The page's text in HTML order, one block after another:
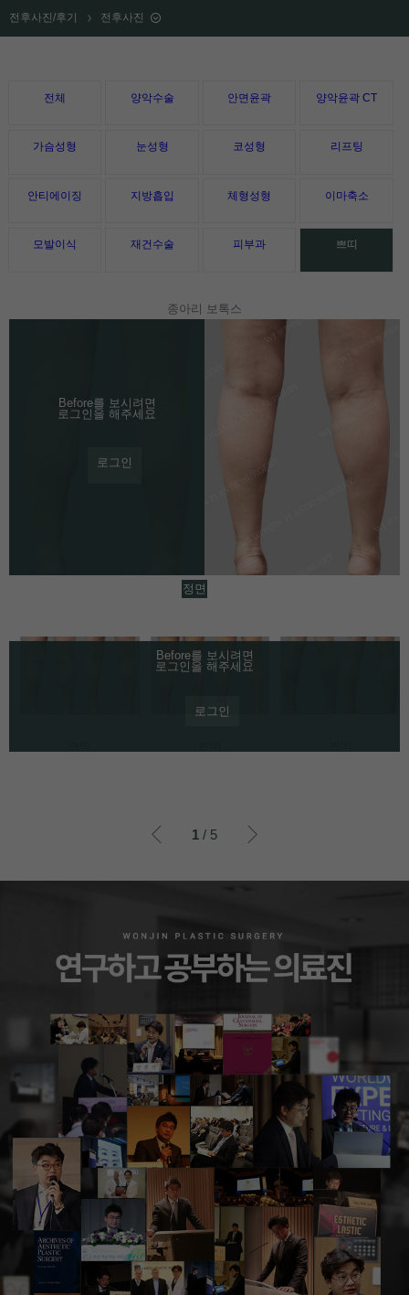
전후사진/후기 전후사진
전체 양악수술 안면윤곽 양악윤곽 CT
가슴성형 눈성형 코성형 리프팅
안티에이징 지방흡입 체형성형 이마축소
모발이식 재건수술 피부과 쁘띠
종아리 보톡스
Before를 보시려면
로그인을 해주세요
로그인
정면
Before를 보시려면
로그인을 해주세요
로그인
1 / 5